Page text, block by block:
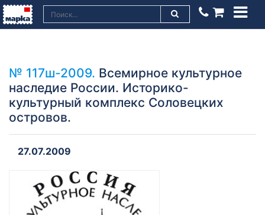
№ 117ш-2009. Всемирное культурное
наследие России. Историко-
культурный комплекс Соловецких
островов.
27.07.2009